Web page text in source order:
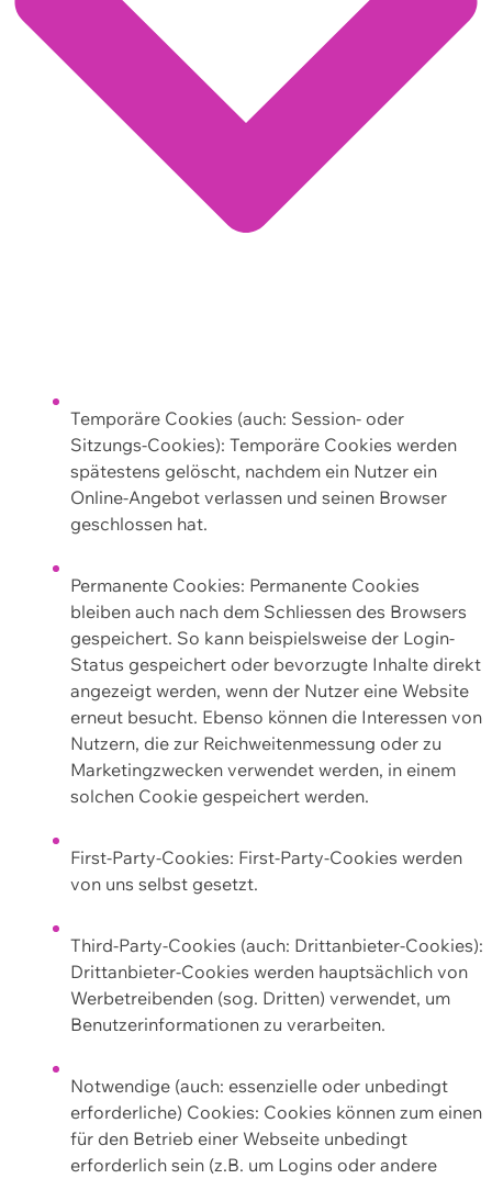
Temporäre Cookies (auch: Session- oder
Sitzungs-Cookies): Temporäre Cookies werden
spätestens gelöscht, nachdem ein Nutzer ein
Online-Angebot verlassen und seinen Browser
geschlossen hat.
Permanente Cookies: Permanente Cookies
bleiben auch nach dem Schliessen des Browsers
gespeichert. So kann beispielsweise der Login-
Status gespeichert oder bevorzugte Inhalte direkt
angezeigt werden, wenn der Nutzer eine Website
erneut besucht. Ebenso können die Interessen von
Nutzern, die zur Reichweitenmessung oder zu
Marketingzwecken verwendet werden, in einem
solchen Cookie gespeichert werden.
First-Party-Cookies: First-Party-Cookies werden
von uns selbst gesetzt.
Third-Party-Cookies (auch: Drittanbieter-Cookies):
Drittanbieter-Cookies werden hauptsächlich von
Werbetreibenden (sog. Dritten) verwendet, um
Benutzerinformationen zu verarbeiten.
Notwendige (auch: essenzielle oder unbedingt
erforderliche) Cookies: Cookies können zum einen
für den Betrieb einer Webseite unbedingt
erforderlich sein (z.B. um Logins oder andere